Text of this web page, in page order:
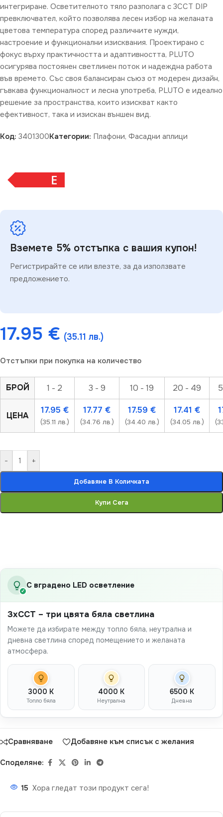
интегриране. Осветителното тяло разполага с 3CCT DIP
превключвател, който позволява лесен избор на желаната
цветова температура според различните нужди,
настроение и функционални изисквания. Проектирано с
фокус върху практичността и адаптивността, PLUTO
осигурява постоянен светлинен поток и надеждна работа
във времето. Със своя балансиран съюз от модерен дизайн,
гъвкава функционалност и лесна употреба, PLUTO е идеално
решение за пространства, които изискват както
ефективност, така и изискан външен вид.
Код: 3401300Категории: Плафони, Фасадни аплици
E
Вземете 5% отстъпка с вашия купон!
Регистрирайте се или влезте, за да използвате
предложението.
17.95 € (35.11 лв.)
Отстъпки при покупка на количество
БРОЙ 1 - 2 3 - 9 10 - 19 20 - 49
ЦЕНА
17.95 €
(35.11 лв.)
17.77 €
(34.76 лв.)
17.59 €
(34.40 лв.)
17.41 €
(34.05 лв.)
- +
Добавяне В Количката
Купи Сега
✓
С вградено LED осветление
3xCCT – три цвята бяла светлина
Можете да избирате между топло бяла, неутрална и
дневна светлина според помещението и желаната
атмосфера.
3000 K
Топло бяла
4000 K
Неутрална
6500 K
Дневна
Сравняване Добавяне към списък с желания
Споделяне:
15 Хора гледат този продукт сега!